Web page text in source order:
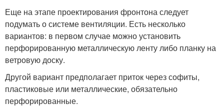
Еще на этапе проектирования фронтона следует
подумать о системе вентиляции. Есть несколько
вариантов: в первом случае можно установить
перфорированную металлическую ленту либо планку на
ветровую доску.
Другой вариант предполагает приток через софиты,
пластиковые или металлические, обязательно
перфорированные.